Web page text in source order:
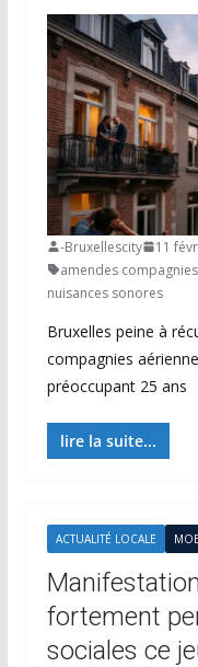
-Bruxellescity 11
amendes
nuisances sonores
Bruxelles peine à
compagnies
préoccupant 25 ans
lire la suite...
ACTUALITÉ LOCALE
fortement
sociales ce